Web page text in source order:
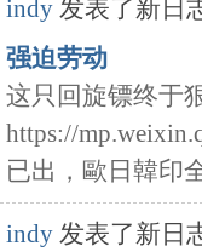
indy 发表了新日
强迫劳动
这只回旋镖终于
https://
已出，歐日韓印
indy 发表了新日